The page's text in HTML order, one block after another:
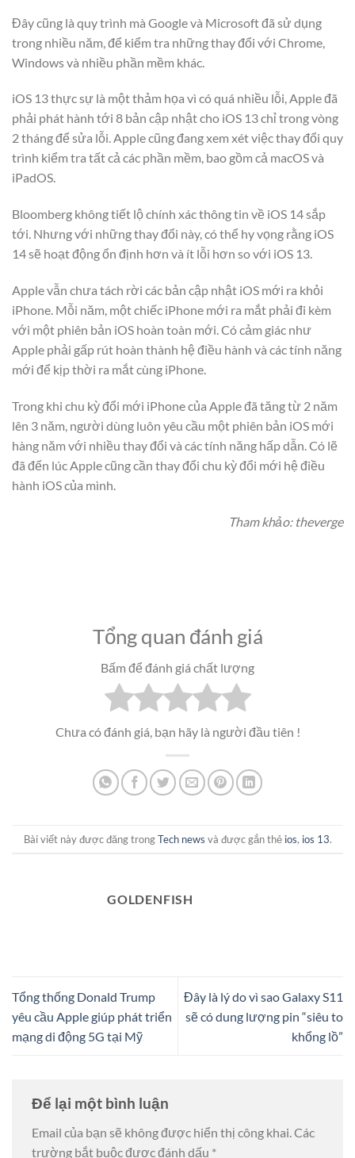
Đây cũng là quy trình mà Google và Microsoft đã sử dụng
trong nhiều năm, để kiểm tra những thay đổi với Chrome,
Windows và nhiều phần mềm khác.
iOS 13 thực sự là một thảm họa vì có quá nhiều lỗi, Apple đã
phải phát hành tới 8 bản cập nhật cho iOS 13 chỉ trong vòng
2 tháng để sửa lỗi. Apple cũng đang xem xét việc thay đổi quy
trình kiểm tra tất cả các phần mềm, bao gồm cả macOS và
iPadOS.
Bloomberg không tiết lộ chính xác thông tin về iOS 14 sắp
tới. Nhưng với những thay đổi này, có thể hy vọng rằng iOS
14 sẽ hoạt động ổn định hơn và ít lỗi hơn so với iOS 13.
Apple vẫn chưa tách rời các bản cập nhật iOS mới ra khỏi
iPhone. Mỗi năm, một chiếc iPhone mới ra mắt phải đi kèm
với một phiên bản iOS hoàn toàn mới. Có cảm giác như
Apple phải gấp rút hoàn thành hệ điều hành và các tính năng
mới để kịp thời ra mắt cùng iPhone.
Trong khi chu kỳ đổi mới iPhone của Apple đã tăng từ 2 năm
lên 3 năm, người dùng luôn yêu cầu một phiên bản iOS mới
hàng năm với nhiều thay đổi và các tính năng hấp dẫn. Có lẽ
đã đến lúc Apple cũng cần thay đổi chu kỳ đổi mới hệ điều
hành iOS của mình.
Tham khảo: theverge
Tổng quan đánh giá
Bấm để đánh giá chất lượng
Chưa có đánh giá, bạn hãy là người đầu tiên !
Bài viết này được đăng trongTech news và được gắn thẻ ios, ios 13.
GOLDENFISH
Tổng thống Donald Trump
yêu cầu Apple giúp phát triển
mạng di động 5G tại Mỹ
Đây là lý do vì sao Galaxy S11
sẽ có dung lượng pin “siêu to
khổng lồ”
Để lại một bình luận
Email của bạn sẽ không được hiển thị công khai.Các
trường bắt buộc được đánh dấu *